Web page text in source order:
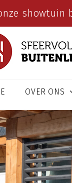
showtuin
OVER ONS